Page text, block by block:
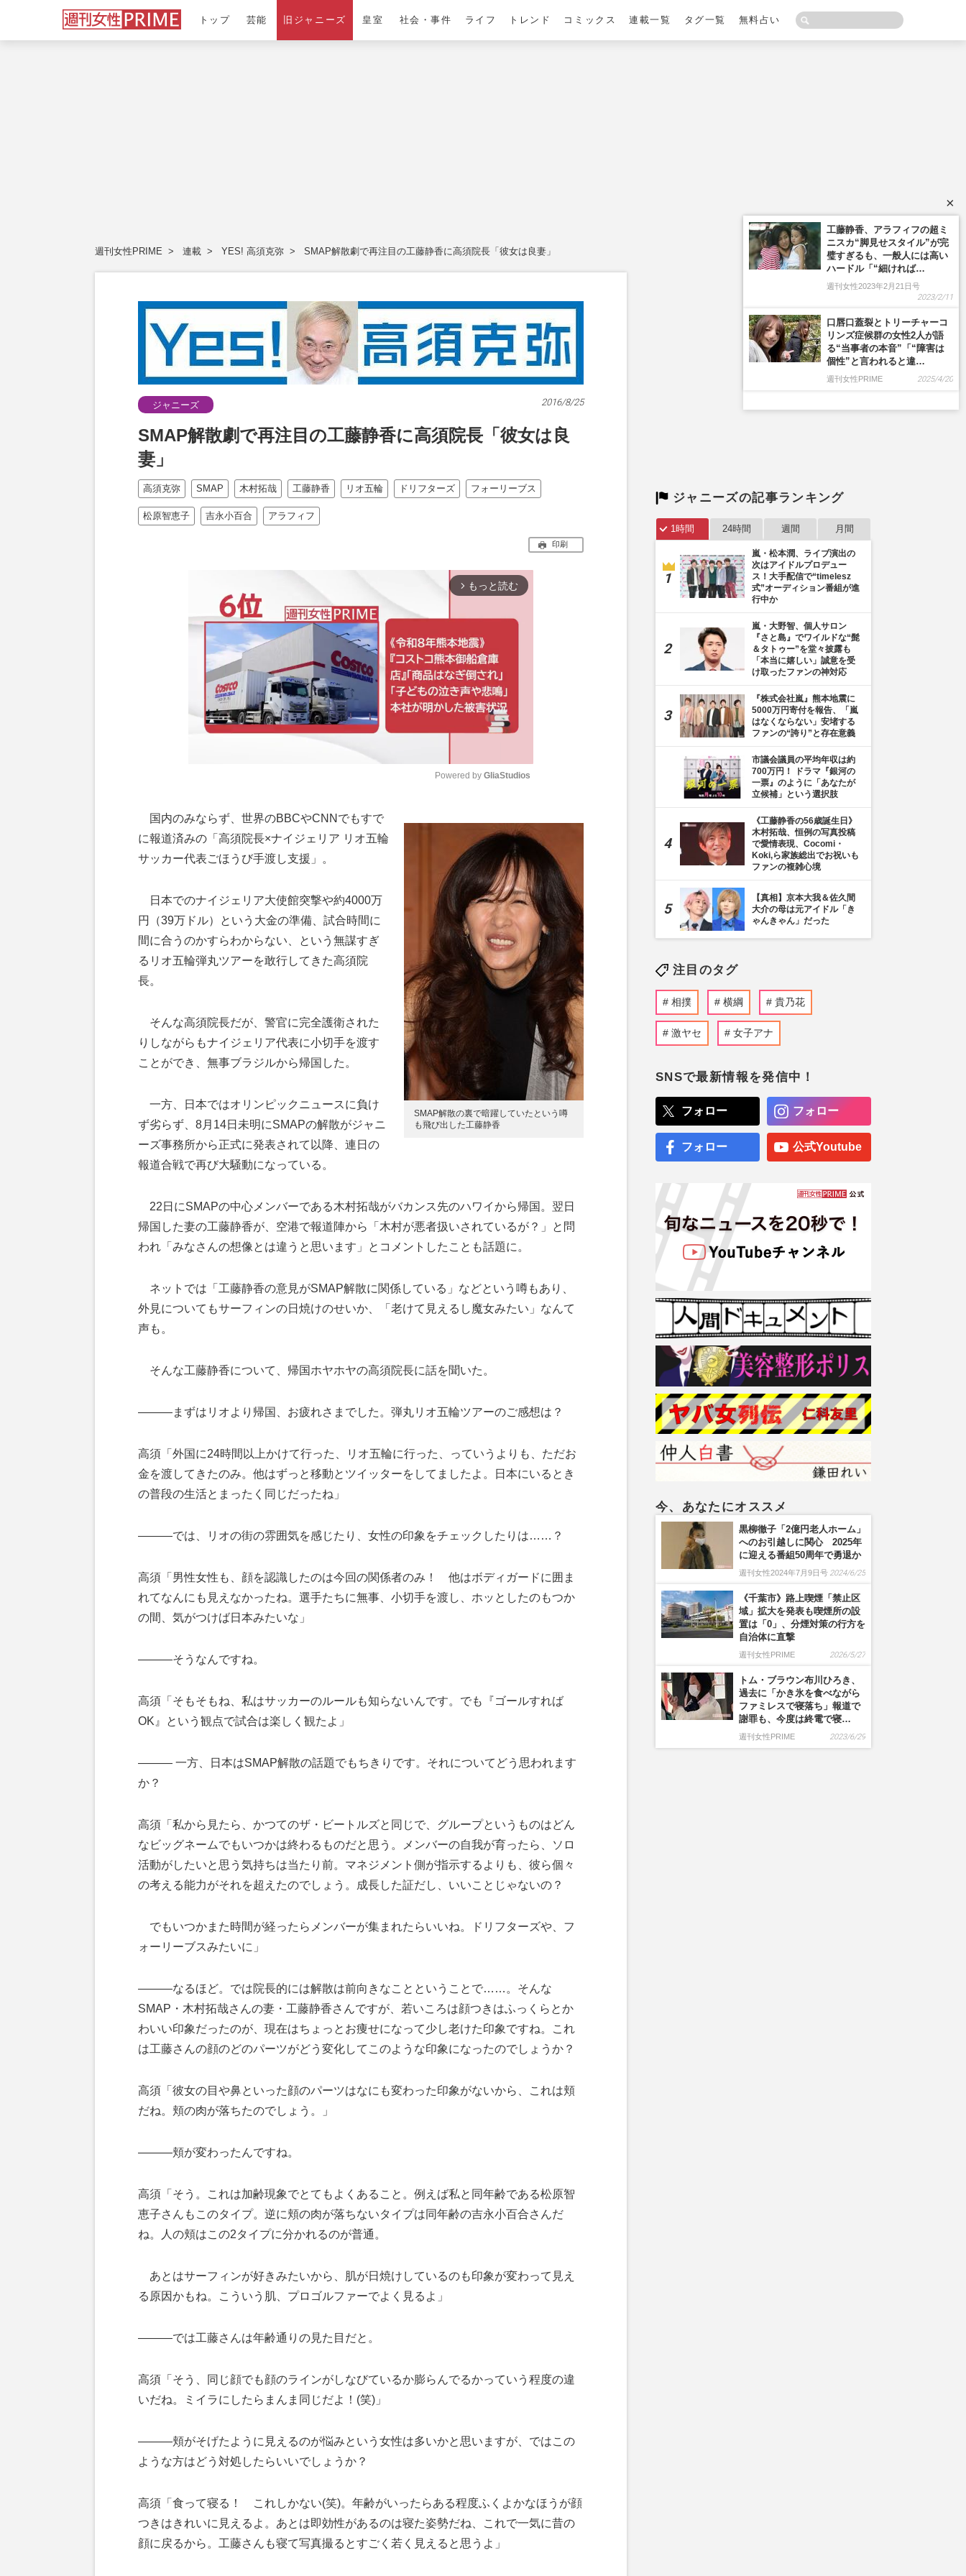
トップ 芸能 旧ジャニーズ 皇室 社会・事件 ライフ トレンド コミックス 連載一覧 タグ一覧 無料占い
週刊女性PRIME 連載 YES! 高須克弥 SMAP解散劇で再注目の工藤静香に高須院長「彼女は良妻」
ジャニーズ 2016/8/25
SMAP解散劇で再注目の工藤静香に高須院長「彼女は良
妻」
高須克弥 SMAP 木村拓哉 工藤静香 リオ五輪 ドリフターズ フォーリーブス
松原智恵子 吉永小百合 アラフィフ
印刷
arrow_forward_ios もっと読む
t
e
Powered by GliaStudios
SMAP解散の裏で暗躍していたという噂
も飛び出した工藤静香
国内のみならず、世界のBBCやCNNでもすで
に報道済みの「高須院長×ナイジェリア リオ五輪
サッカー代表ごほうび手渡し支援」。
日本でのナイジェリア大使館突撃や約4000万
円（39万ドル）という大金の準備、試合時間に
間に合うのかすらわからない、という無謀すぎ
るリオ五輪弾丸ツアーを敢行してきた高須院
長。
そんな高須院長だが、警官に完全護衛された
りしながらもナイジェリア代表に小切手を渡す
ことができ、無事ブラジルから帰国した。
一方、日本ではオリンピックニュースに負け
ず劣らず、8月14日未明にSMAPの解散がジャニ
ーズ事務所から正式に発表されて以降、連日の
報道合戦で再び大騒動になっている。
22日にSMAPの中心メンバーである木村拓哉がバカンス先のハワイから帰国。翌日
帰国した妻の工藤静香が、空港で報道陣から「木村が悪者扱いされているが？」と問
われ「みなさんの想像とは違うと思います」とコメントしたことも話題に。
ネットでは「工藤静香の意見がSMAP解散に関係している」などという噂もあり、
外見についてもサーフィンの日焼けのせいか、「老けて見えるし魔女みたい」なんて
声も。
そんな工藤静香について、帰国ホヤホヤの高須院長に話を聞いた。
―――まずはリオより帰国、お疲れさまでした。弾丸リオ五輪ツアーのご感想は？
高須「外国に24時間以上かけて行った、リオ五輪に行った、っていうよりも、ただお
金を渡してきたのみ。他はずっと移動とツイッターをしてましたよ。日本にいるとき
の普段の生活とまったく同じだったね」
―――では、リオの街の雰囲気を感じたり、女性の印象をチェックしたりは……？
高須「男性女性も、顔を認識したのは今回の関係者のみ！ 他はボディガードに囲ま
れてなんにも見えなかったね。選手たちに無事、小切手を渡し、ホッとしたのもつか
の間、気がつけば日本みたいな」
―――そうなんですね。
高須「そもそもね、私はサッカーのルールも知らないんです。でも『ゴールすれば
OK』という観点で試合は楽しく観たよ」
――― 一方、日本はSMAP解散の話題でもちきりです。それについてどう思われます
か？
高須「私から見たら、かつてのザ・ビートルズと同じで、グループというものはどん
なビッグネームでもいつかは終わるものだと思う。メンバーの自我が育ったら、ソロ
活動がしたいと思う気持ちは当たり前。マネジメント側が指示するよりも、彼ら個々
の考える能力がそれを超えたのでしょう。成長した証だし、いいことじゃないの？
でもいつかまた時間が経ったらメンバーが集まれたらいいね。ドリフターズや、フ
ォーリーブスみたいに」
―――なるほど。では院長的には解散は前向きなことということで……。そんな
SMAP・木村拓哉さんの妻・工藤静香さんですが、若いころは顔つきはふっくらとか
わいい印象だったのが、現在はちょっとお痩せになって少し老けた印象ですね。これ
は工藤さんの顔のどのパーツがどう変化してこのような印象になったのでしょうか？
高須「彼女の目や鼻といった顔のパーツはなにも変わった印象がないから、これは頬
だね。頬の肉が落ちたのでしょう。」
―――頬が変わったんですね。
高須「そう。これは加齢現象でとてもよくあること。例えば私と同年齢である松原智
恵子さんもこのタイプ。逆に頬の肉が落ちないタイプは同年齢の吉永小百合さんだ
ね。人の頬はこの2タイプに分かれるのが普通。
あとはサーフィンが好きみたいから、肌が日焼けしているのも印象が変わって見え
る原因かもね。こういう肌、プロゴルファーでよく見るよ」
―――では工藤さんは年齢通りの見た目だと。
高須「そう、同じ顔でも顔のラインがしなびているか膨らんでるかっていう程度の違
いだね。ミイラにしたらまんま同じだよ！(笑)」
―――頬がそげたように見えるのが悩みという女性は多いかと思いますが、ではこの
ような方はどう対処したらいいでしょうか？
高須「食って寝る！ これしかない(笑)。年齢がいったらある程度ふくよかなほうが顔
つきはきれいに見えるよ。あとは即効性があるのは寝た姿勢だね、これで一気に昔の
顔に戻るから。工藤さんも寝て写真撮るとすごく若く見えると思うよ」
ジャニーズの記事ランキング
1時間 24時間 週間 月間
嵐・松本潤、ライブ演出の
次はアイドルプロデュー
ス！大手配信で“timelesz
式”オーディション番組が進
行中か
嵐・大野智、個人サロン
『さと島』でワイルドな“髭
＆タトゥー”を堂々披露も
「本当に嬉しい」誠意を受
け取ったファンの神対応
『株式会社嵐』熊本地震に
5000万円寄付を報告、「嵐
はなくならない」安堵する
ファンの“誇り”と存在意義
市議会議員の平均年収は約
700万円！ ドラマ『銀河の
一票』のように「あなたが
立候補」という選択肢
《工藤静香の56歳誕生日》
木村拓哉、恒例の写真投稿
で愛情表現、Cocomi・
Koki,ら家族総出でお祝いも
ファンの複雑心境
【真相】京本大我＆佐久間
大介の母は元アイドル「き
ゃんきゃん」だった
注目のタグ
相撲 横綱 貴乃花
激ヤセ 女子アナ
SNSで最新情報を発信中！
フォロー フォロー
フォロー 公式Youtube
今、あなたにオススメ
黒柳徹子「2億円老人ホーム」
へのお引越しに関心 2025年
に迎える番組50周年で勇退か
週刊女性2024年7月9日号 2024/6/25
《千葉市》路上喫煙「禁止区
域」拡大を発表も喫煙所の設
置は「0」、分煙対策の行方を
自治体に直撃
週刊女性PRIME 2026/5/27
トム・ブラウン布川ひろき、
過去に「かき氷を食べながら
ファミレスで寝落ち」報道で
謝罪も、今度は終電で寝…
週刊女性PRIME 2023/6/29
×